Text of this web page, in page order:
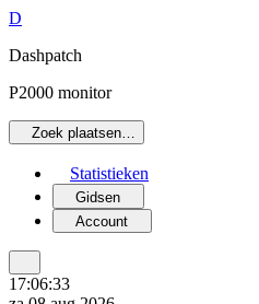
D
Dashpatch
P2000 monitor
Zoek plaatsen…
Statistieken
Gidsen
Account
17:06:33